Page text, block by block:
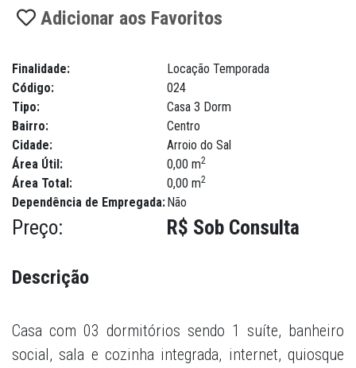
Adicionar aos Favoritos
Finalidade:
Código:
Tipo:
Bairro:
Cidade:
Área Útil:
Área Total:
Dependência de Empregada:
Preço:
Locação Temporada
024
Casa 3 Dorm
Centro
Arroio do Sal
0,00 m2
0,00 m2
Não
R$ Sob Consulta
Descrição
Casa com 03 dormitórios sendo 1 suíte, banheiro
social, sala e cozinha integrada, internet, quiosque